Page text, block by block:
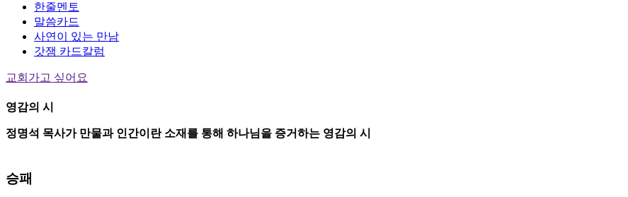
한줄멘토
말씀카드
사연이 있는 만남
갓잼 카드칼럼
교회가고 싶어요
영감의 시
정명석 목사가 만물과 인간이란 소재를 통해 하나님을 증거하는 영감의 시
승패